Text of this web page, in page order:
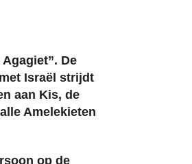
De
Israël strijdt
aan Kis, de
Amelekieten
op de